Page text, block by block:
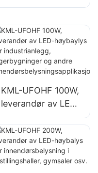
flomlysleverandør
reklametavler og
store
skiltbelysninger
KML-UFOHF 100W,
leverandør av LED-
høybaylys for
industrianlegg,
lagerbygninger og
andre